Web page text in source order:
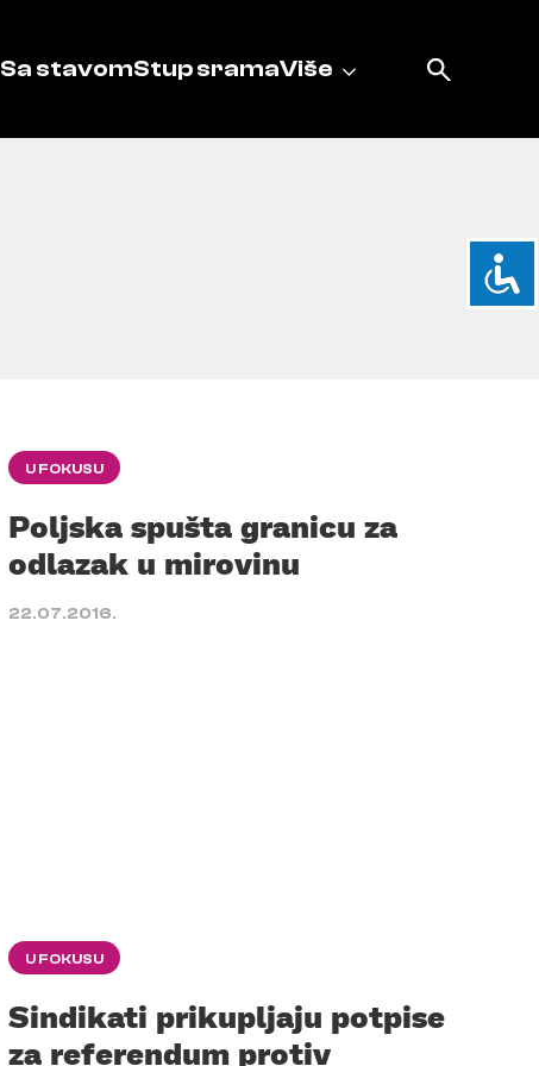
Sa stavomStup sramaViše
U FOKUSU
Poljska spušta granicu za
odlazak u mirovinu
22.07.2016.
U FOKUSU
Sindikati prikupljaju potpise
za referendum protiv